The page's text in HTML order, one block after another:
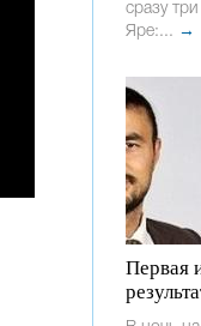
сразу
Яре:... →
Первая